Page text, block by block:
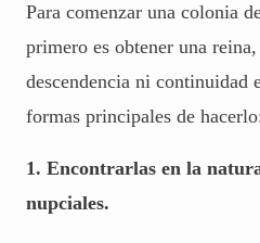
Para comenzar una colonia
primero es obtener una
descendencia ni continuidad
formas principales de
1. Encontrarlas en la
nupciales.